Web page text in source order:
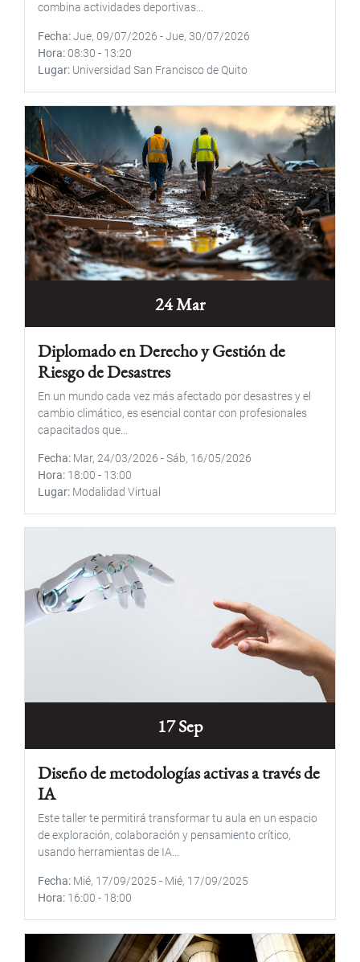
combina actividades deportivas...
Fecha Jue, 09/07/2026 -Jue, 30/07/2026
Hora 08:30 - 13:20
Lugar Universidad San Francisco de Quito
24 Mar
Diplomado en Derecho y Gestión de
Riesgo de Desastres
En un mundo cada vez más afectado por desastres y el
cambio climático, es esencial contar con profesionales
capacitados que...
Fecha Mar, 24/03/2026 -Sáb, 16/05/2026
Hora 18:00 - 13:00
Lugar Modalidad Virtual
17 Sep
Diseño de metodologías activas a través de
IA
Este taller te permitirá transformar tu aula en un espacio
de exploración, colaboración y pensamiento crítico,
usando herramientas de IA...
Fecha Mié, 17/09/2025 - Mié, 17/09/2025
Hora 16:00 - 18:00